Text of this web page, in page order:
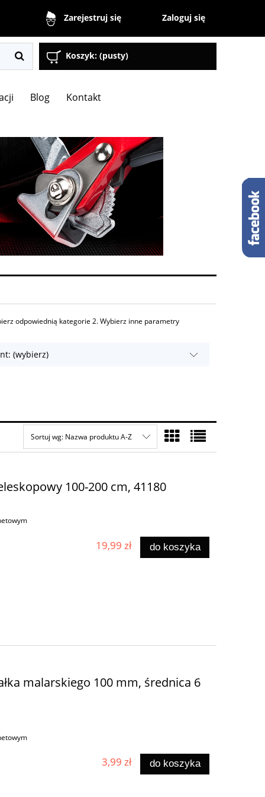
Zarejestruj się Zaloguj się
Koszyk: (pusty)
Blog Kontakt
odpowiednią kategorie 2. Wybierz inne parametry
(wybierz)
Sortuj wg: Nazwa produktu A-Z
100-200 cm, 41180
19,99 zł do koszyka
malarskiego 100 mm, średnica 6
3,99 zł do koszyka